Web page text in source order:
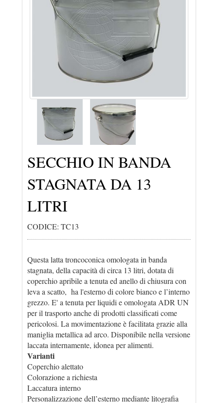
SECCHIO IN BANDA
STAGNATA DA 13
LITRI
CODICE: TC13
Questa latta troncoconica omologata in banda
stagnata, della capacità di circa 13 litri, dotata di
coperchio apribile a tenuta ed anello di chiusura con
leva a scatto, ha l'esterno di colore bianco e l’interno
grezzo. E' a tenuta per liquidi e omologata ADR UN
per il trasporto anche di prodotti classificati come
pericolosi. La movimentazione è facilitata grazie alla
maniglia metallica ad arco. Disponibile nella versione
laccata internamente, idonea per alimenti.
Varianti
Coperchio alettato
Colorazione a richiesta
Laccatura interno
Personalizzazione dell’esterno mediante litografia